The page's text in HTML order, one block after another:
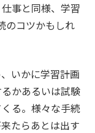
事と同様、学習
のコツかもしれ
いかに学習計画
かあるいは試験
る。様々な手続
たらあとは出す